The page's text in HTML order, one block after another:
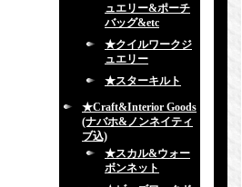
ュエリー&ポーチ
バッグ&etc
★クイルワークジ
ュエリー
★スターキルト
★Craft&Interior Goods
(ナバホ&ノンネイティ
ブ込)
★スカル&ウォー
ボンネット